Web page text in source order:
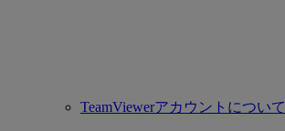
TeamViewerアカウントについて